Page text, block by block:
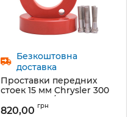
Безкоштовна
доставка
Проставки передних
стоек 15 мм Chrysler 300
(1029-15-003/15)
Артикул: 1029-15-003/15
820,00 грн